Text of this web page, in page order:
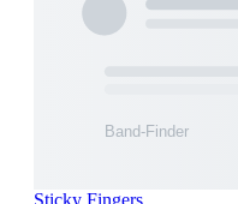
Sticky Fingers